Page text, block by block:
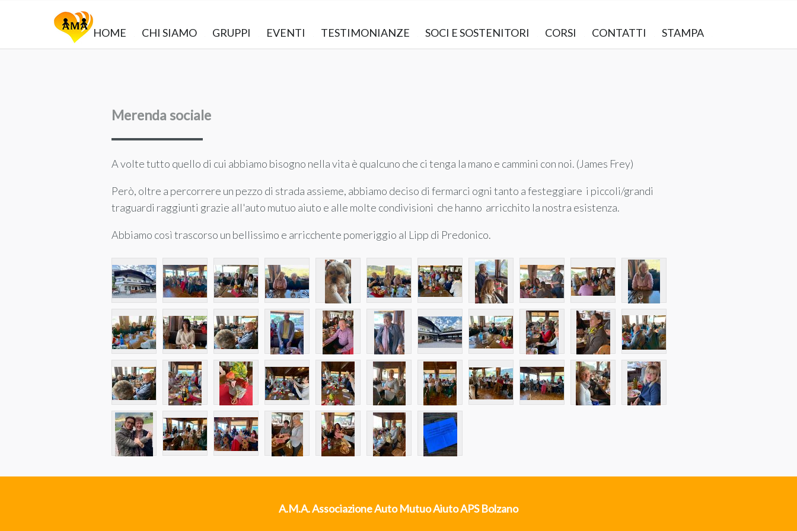
HOME CHI SIAMO GRUPPI EVENTI TESTIMONIANZE SOCI E SOSTENITORI CORSI CONTATTI STAMPA
Merenda sociale
A volte tutto quello di cui abbiamo bisogno nella vita è qualcuno che ci tenga la mano e cammini con noi. (James Frey)
Però, oltre a percorrere un pezzo di strada assieme, abbiamo deciso di fermarci ogni tanto a festeggiare i piccoli/grandi
traguardi raggiunti grazie all'auto mutuo aiuto e alle molte condivisioni che hanno arricchito la nostra esistenza.
Abbiamo così trascorso un bellissimo e arricchente pomeriggio al Lipp di Predonico.
A.M.A. Associazione Auto Mutuo Aiuto APS Bolzano